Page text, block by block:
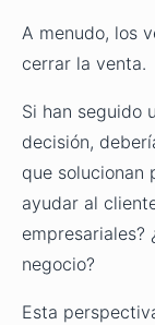
A menudo, los
cerrar la venta.
Si han seguido
decisión,
que solucionan
ayudar al
empresariales?
negocio?
Esta